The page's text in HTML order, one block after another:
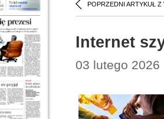
POPRZEDNI ARTYKUŁ Z
Internet
03 lutego